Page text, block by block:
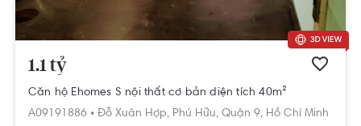
1.1 tỷ
Căn hộ Ehomes S nội thất cơ bản diện tích 40m²
A09191886 • Đỗ Xuân Hợp, Phú Hữu, Quận 9, Hồ Chí Minh